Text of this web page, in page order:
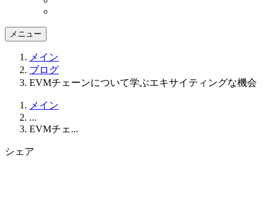
メニュー
メイン
ブログ
EVMチェーンについて学ぶエキサイティングな機会
メイン
...
EVMチェ...
シェア